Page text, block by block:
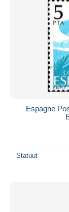
Espagne
Statuut